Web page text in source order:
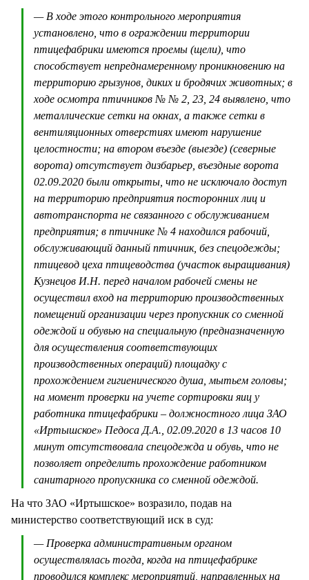
— В ходе этого контрольного мероприятия
установлено, что в ограждении территории
птицефабрики имеются проемы (щели), что
способствует непреднамеренному проникновению на
территорию грызунов, диких и бродячих животных; в
ходе осмотра птичников № № 2, 23, 24 выявлено, что
металлические сетки на окнах, а также сетки в
вентиляционных отверстиях имеют нарушение
целостности; на втором въезде (выезде) (северные
ворота) отсутствует дизбарьер, въездные ворота
02.09.2020 были открыты, что не исключало доступ
на территорию предприятия посторонних лиц и
автотранспорта не связанного с обслуживанием
предприятия; в птичнике № 4 находился рабочий,
обслуживающий данный птичник, без спецодежды;
птицевод цеха птицеводства (участок выращивания)
Кузнецов И.Н. перед началом рабочей смены не
осуществил вход на территорию производственных
помещений организации через пропускник со сменной
одеждой и обувью на специальную (предназначенную
для осуществления соответствующих
производственных операций) площадку с
прохождением гигиенического душа, мытьем головы;
на момент проверки на учете сортировки яиц у
работника птицефабрики – должностного лица ЗАО
«Иртышское» Педоса Д.А., 02.09.2020 в 13 часов 10
минут отсутствовала спецодежда и обувь, что не
позволяет определить прохождение работником
санитарного пропускника со сменной одеждой.
На что ЗАО «Иртышское» возразило, подав на
министерство соответствующий иск в суд:
— Проверка административным органом
осуществлялась тогда, когда на птицефабрике
проводился комплекс мероприятий, направленных на